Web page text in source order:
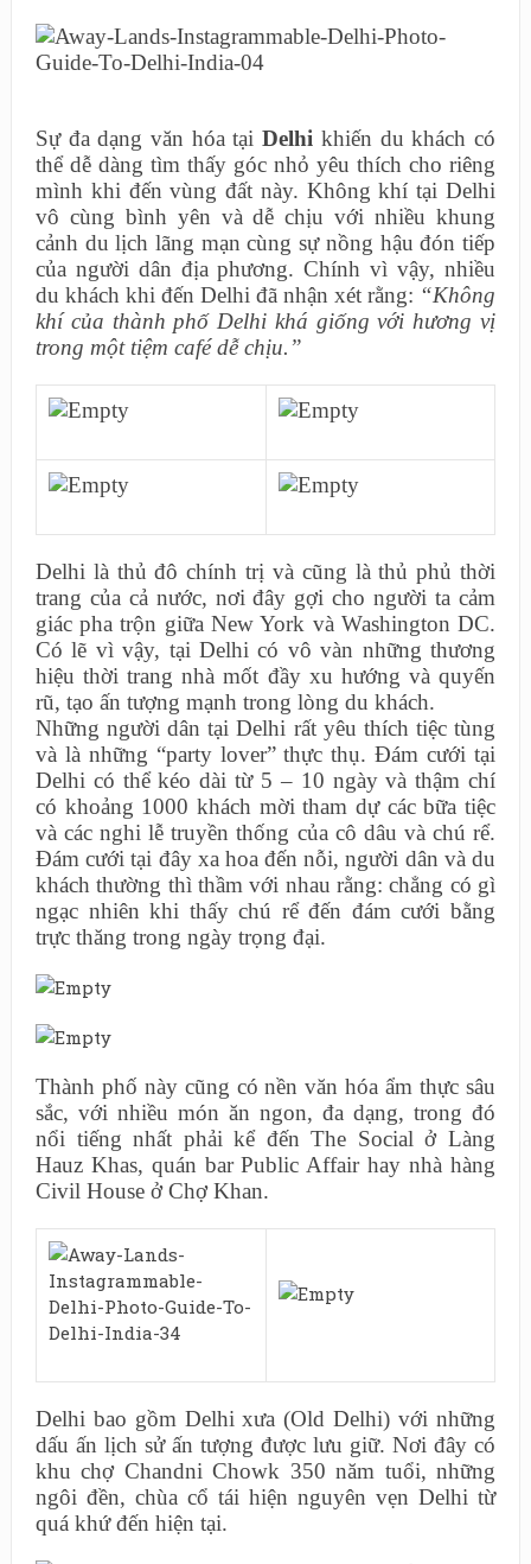
Sự đa dạng văn hóa tạiDelhi khiến du khách có
thể dễ dàng tìm thấy góc nhỏ yêu thích cho riêng
mình khi đến vùng đất này. Không khí tại Delhi
vô cùng bình yên và dễ chịu với nhiều khung
cảnh du lịch lãng mạn cùng sự nồng hậu đón tiếp
của người dân địa phương. Chính vì vậy, nhiều
du khách khi đến Delhi đã nhận xét rằng: “Không
khí của thành phố Delhi khá giống với hương vị
trong một tiệm café dễ chịu.”
Delhi là thủ đô chính trị và cũng là thủ phủ thời
trang của cả nước, nơi đây gợi cho người ta cảm
giác pha trộn giữa New York và Washington DC.
Có lẽ vì vậy, tại Delhi có vô vàn những thương
hiệu thời trang nhà mốt đầy xu hướng và quyến
rũ, tạo ấn tượng mạnh trong lòng du khách.
Những người dân tại Delhi rất yêu thích tiệc tùng
và là những “party lover” thực thụ. Đám cưới tại
Delhi có thể kéo dài từ 5 – 10 ngày và thậm chí
có khoảng 1000 khách mời tham dự các bữa tiệc
và các nghi lễ truyền thống của cô dâu và chú rể.
Đám cưới tại đây xa hoa đến nỗi, người dân và du
khách thường thì thầm với nhau rằng: chẳng có gì
ngạc nhiên khi thấy chú rể đến đám cưới bằng
trực thăng trong ngày trọng đại.
Thành phố này cũng có nền văn hóa ẩm thực sâu
sắc, với nhiều món ăn ngon, đa dạng, trong đó
nổi tiếng nhất phải kể đến The Social ở Làng
Hauz Khas, quán bar Public Affair hay nhà hàng
Civil House ở Chợ Khan.
Delhi bao gồm Delhi xưa (Old Delhi) với những
dấu ấn lịch sử ấn tượng được lưu giữ. Nơi đây có
khu chợ Chandni Chowk 350 năm tuổi, những
ngôi đền, chùa cổ tái hiện nguyên vẹn Delhi từ
quá khứ đến hiện tại.